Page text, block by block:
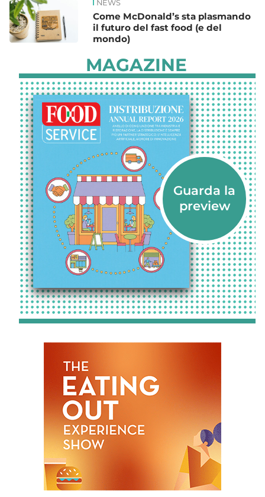
NEWS
Come McDonald’s sta plasmando
il futuro del fast food (e del
mondo)
MAGAZINE